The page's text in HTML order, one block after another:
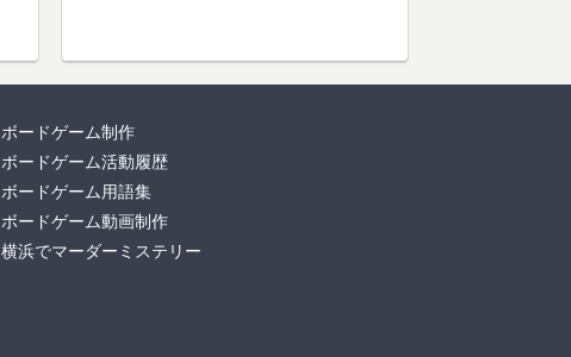
ボードゲーム制作
ボードゲーム活動履歴
ボードゲーム用語集
ボードゲーム動画制作
横浜でマーダーミステリー